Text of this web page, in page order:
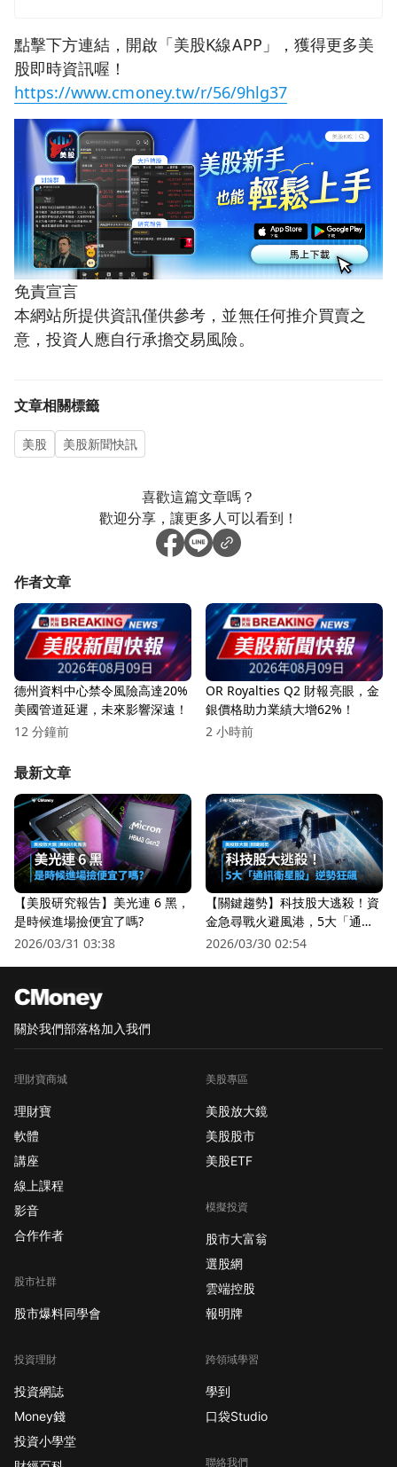
點擊下方連結，開啟「美股K線APP」，獲得更多美
股即時資訊喔！
https://www.cmoney.tw/r/56/9hlg37
免責宣言
本網站所提供資訊僅供參考，並無任何推介買賣之
意，投資人應自行承擔交易風險。
文章相關標籤
美股 美股新聞快訊
喜歡這篇文章嗎？
歡迎分享，讓更多人可以看到！
作者文章
德州資料中心禁令風險高達20%
美國管道延遲，未來影響深遠！
12 分鐘前
OR Royalties Q2 財報亮眼，金
銀價格助力業績大增62%！
2 小時前
最新文章
【美股研究報告】美光連 6 黑，
是時候進場撿便宜了嗎?
2026/03/31 03:38
【關鍵趨勢】科技股大逃殺！資
金急尋戰火避風港，5大「通訊
衛星股」逆勢狂飆
2026/03/30 02:54
關於我們部落格加入我們
理財寶商城
理財寶
軟體
講座
線上課程
影音
合作作者
股市社群
股市爆料同學會
投資理財
投資網誌
Money錢
投資小學堂
美股專區
美股放大鏡
美股股市
美股ETF
模擬投資
股市大富翁
選股網
雲端控股
報明牌
跨領域學習
學到
口袋Studio
聯絡我們